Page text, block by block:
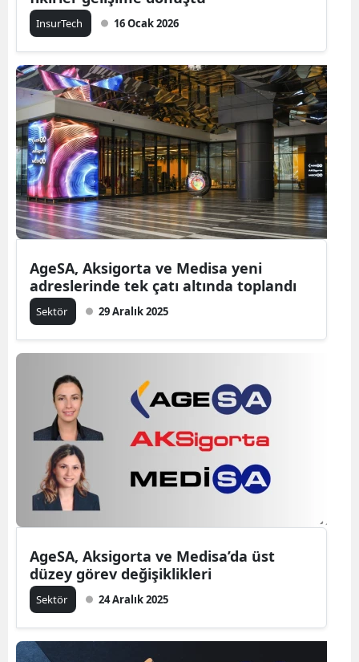
InsurTech 16 Ocak 2026
AgeSA, Aksigorta ve Medisa yeni
adreslerinde tek çatı altında toplandı
Sektör 29 Aralık 2025
AgeSA, Aksigorta ve Medisa’da üst
düzey görev değişiklikleri
Sektör 24 Aralık 2025